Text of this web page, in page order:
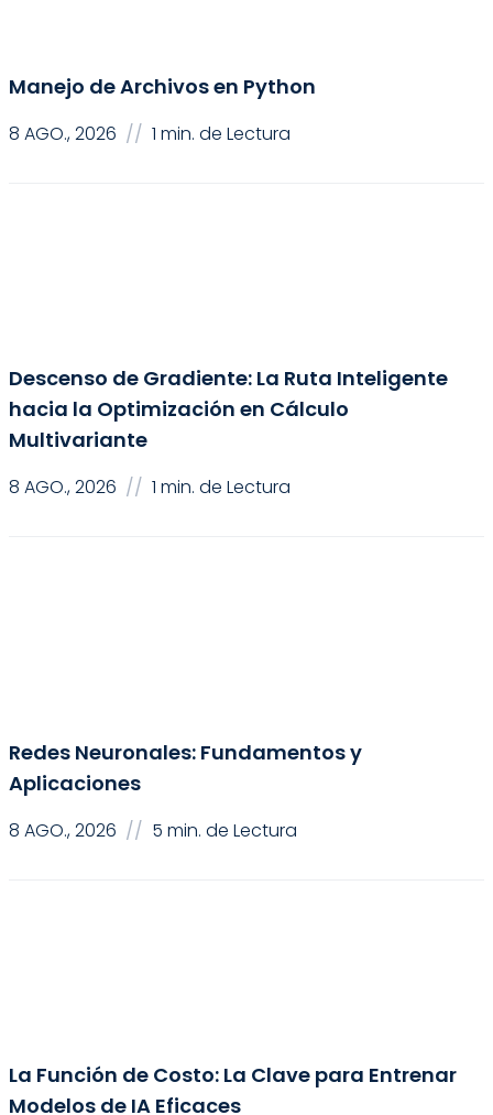
Manejo de Archivos en Python
8 AGO., 2026 // 1 min. de Lectura
Descenso de Gradiente: La Ruta Inteligente
hacia la Optimización en Cálculo
Multivariante
8 AGO., 2026 // 1 min. de Lectura
Redes Neuronales: Fundamentos y
Aplicaciones
8 AGO., 2026 // 5 min. de Lectura
La Función de Costo: La Clave para Entrenar
Modelos de IA Eficaces